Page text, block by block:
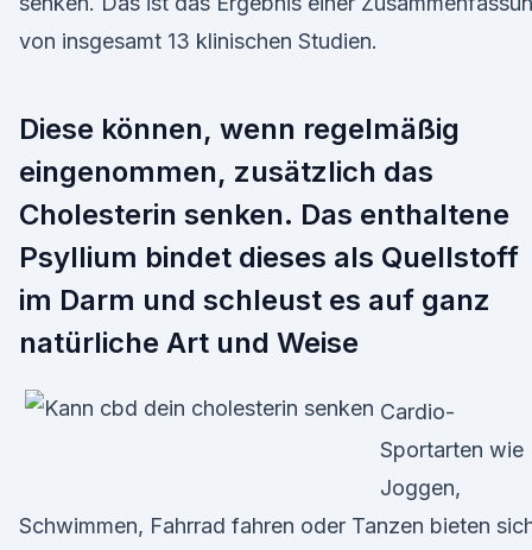
von insgesamt 13 klinischen Studien.
Diese können, wenn regelmäßig
eingenommen, zusätzlich das
Cholesterin senken. Das enthaltene
Psyllium bindet dieses als Quellstoff
im Darm und schleust es auf ganz
natürliche Art und Weise
Cardio-
Sportarten wie
Joggen,
Schwimmen, Fahrrad fahren oder Tanzen bieten